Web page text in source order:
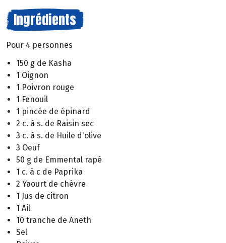
Ingrédients
Pour 4 personnes
150 g de Kasha
1 Oignon
1 Poivron rouge
1 Fenouil
1 pincée de épinard
2 c. à s. de Raisin sec
3 c. à s. de Huile d'olive
3 Oeuf
50 g de Emmental rapé
1 c. à c de Paprika
2 Yaourt de chèvre
1 Jus de citron
1 Ail
10 tranche de Aneth
Sel